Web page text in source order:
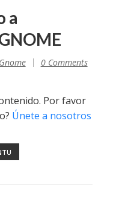
a
Gnome 0 Comments
Por favor
Únete a nosotros